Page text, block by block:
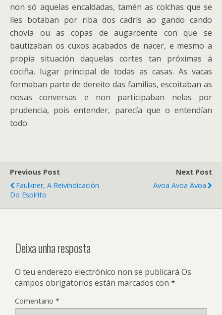
non só aquelas encaldadas, tamén as colchas que se
lles botaban por riba dos cadrís ao gando cando
chovía ou as copas de augardente con que se
bautizaban os cuxos acabados de nacer, e mesmo a
propia situación daquelas cortes tan próximas á
cociña, lugar principal de todas as casas. As vacas
formaban parte de dereito das familias, escoitaban as
nosas conversas e non participaban nelas por
prudencia, pois entender, parecía que o entendían
todo.
Previous Post
Faulkner, A Reivindicación
Do Espírito
Next Post
Avoa Avoa Avoa
Deixa unha resposta
O teu enderezo electrónico non se publicará Os
campos obrigatorios están marcados con *
Comentario *